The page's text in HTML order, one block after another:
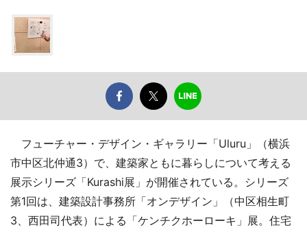
フューチャー・デザイン・ギャラリー「Uluru」（横浜
市中区北仲通3）で、建築家ともに暮らしについて考える
展示シリーズ「Kurashi展」が開催されている。シリーズ
第1回は、建築設計事務所「オンデザイン」（中区相生町
3、西田司代表）による「ケンチクホーローキ」展。住宅